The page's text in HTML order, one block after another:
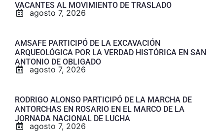
VACANTES AL MOVIMIENTO DE TRASLADO
agosto 7, 2026
AMSAFE PARTICIPÓ DE LA EXCAVACIÓN
ARQUEOLÓGICA POR LA VERDAD HISTÓRICA EN SAN
ANTONIO DE OBLIGADO
agosto 7, 2026
RODRIGO ALONSO PARTICIPÓ DE LA MARCHA DE
ANTORCHAS EN ROSARIO EN EL MARCO DE LA
JORNADA NACIONAL DE LUCHA
agosto 7, 2026